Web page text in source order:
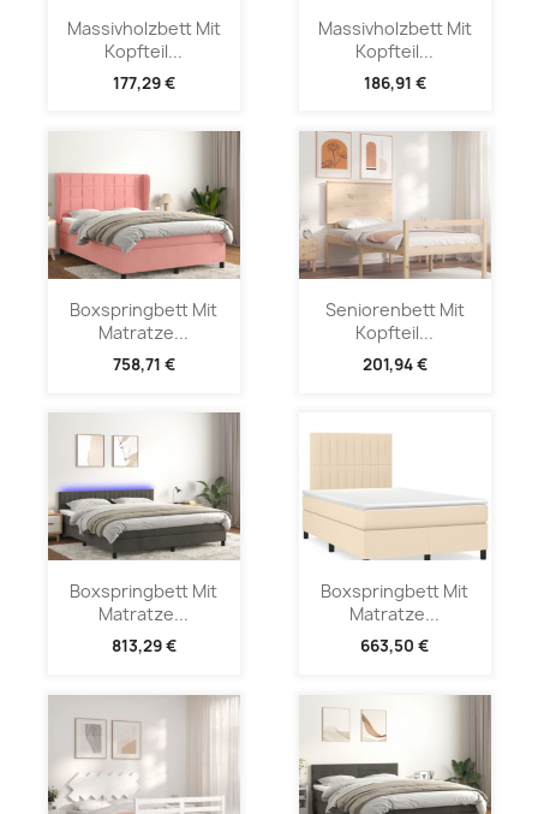
Massivholzbett Mit
Kopfteil...
177,29 €
Massivholzbett Mit
Kopfteil...
186,91 €
Boxspringbett Mit
Matratze...
758,71 €
Seniorenbett Mit
Kopfteil...
201,94 €
Boxspringbett Mit
Matratze...
813,29 €
Boxspringbett Mit
Matratze...
663,50 €